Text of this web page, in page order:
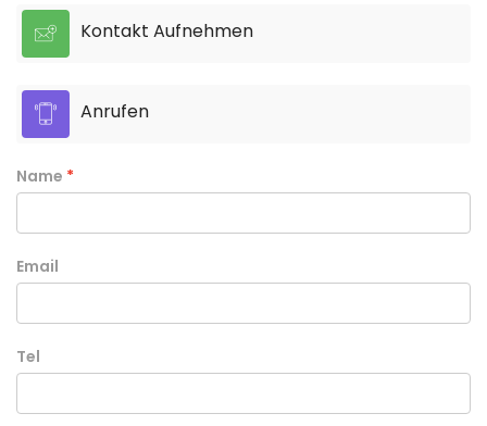
Kontakt Aufnehmen
Anrufen
Name
Email
Tel